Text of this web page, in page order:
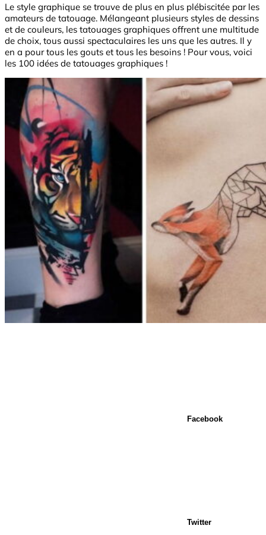
Le style graphique se trouve de plus en plus plébiscitée par les
amateurs de tatouage. Mélangeant plusieurs styles de dessins
et de couleurs, les tatouages graphiques offrent une multitude
de choix, tous aussi spectaculaires les uns que les autres. Il y
en a pour tous les gouts et tous les besoins ! Pour vous, voici
les 100 idées de tatouages graphiques !
Facebook
Twitter